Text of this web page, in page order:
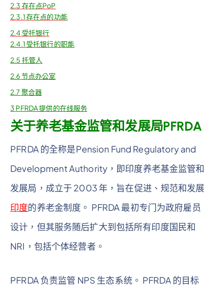
2.3 存在点PoP
2.3.1存在点的功能
2.4 受托银行
2.4.1 受托银行的职能
2.5 托管人
2.6节点办公室
2.7 聚合器
3 PFRDA 提供的在线服务
关于养老基金监管和发展局PFRDA
PFRDA 的全称是Pension Fund Regulatory and
Development Authority，即印度养老基金监管和
发展局，成立于 2003 年，旨在促进、规范和发展
印度的养老金制度。 PFRDA 最初专门为政府雇员
设计，但其服务随后扩大到包括所有印度国民和
NRI，包括个体经营者。
PFRDA 负责监管 NPS 生态系统。 PFRDA 的目标